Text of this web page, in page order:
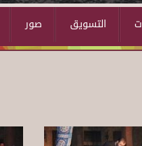
صور التسويق